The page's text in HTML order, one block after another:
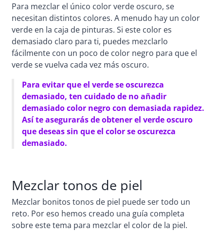
Para mezclar el único color verde oscuro, se
necesitan distintos colores. A menudo hay un color
verde en la caja de pinturas. Si este color es
demasiado claro para ti, puedes mezclarlo
fácilmente con un poco de color negro para que el
verde se vuelva cada vez más oscuro.
Para evitar que el verde se oscurezca
demasiado, ten cuidado de no añadir
demasiado color negro con demasiada rapidez.
Así te asegurarás de obtener el verde oscuro
que deseas sin que el color se oscurezca
demasiado.
Mezclar tonos de piel
Mezclar bonitos tonos de piel puede ser todo un
reto. Por eso hemos creado una guía completa
sobre este tema para mezclar el color de la piel.